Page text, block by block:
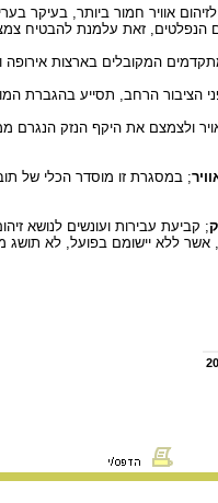
אוויר חמור ביותר, בעיקר
הנפלטים, זאת עלמנת להבטיח
המקובלים בארצות אירופה
הציבור הרחב, תסייע בהגברת
ולצמצם את היקף הנזק הנגרם
; במסגרת זו מוסדר הכלי של
; קביעת עבירות ועונשים לנושא
אשר ללא יישומם בפועל, לא